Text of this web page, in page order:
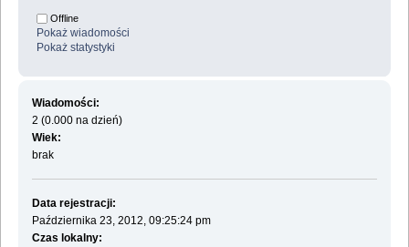
Offline
Pokaż wiadomości
Pokaż statystyki
Wiadomości:
2 (0.000 na dzień)
Wiek:
brak
Data rejestracji:
Października 23, 2012, 09:25:24 pm
Czas lokalny: